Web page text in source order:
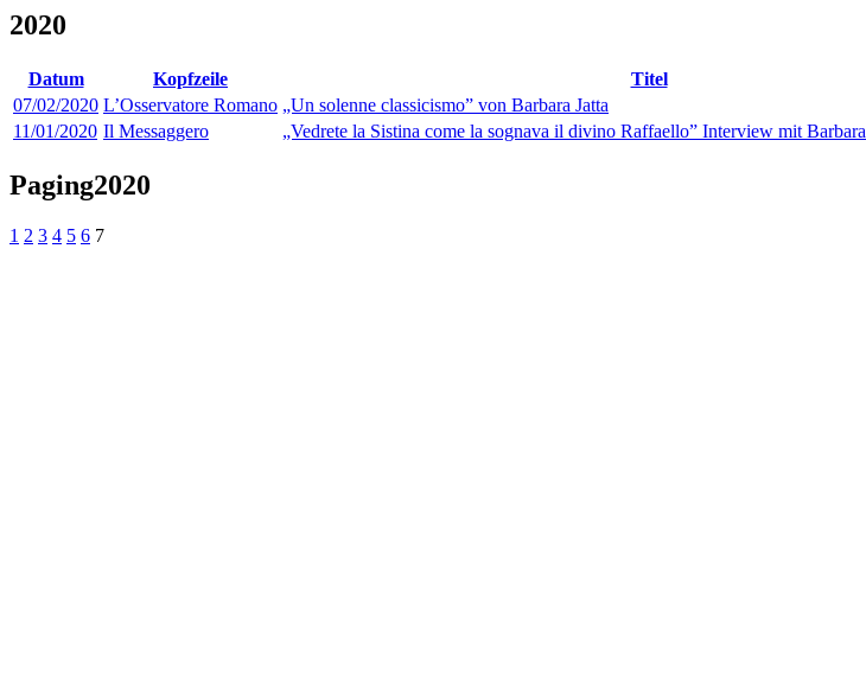
2020
Datum Kopfzeile
Titel
07/02/2020 L’Osservatore Romano „Un solenne classicismo” von Barbara Jatta
11/01/2020 Il Messaggero „Vedrete la Sistina come la sognava il divino Raffaello” Interview mit
Paging2020
1 2 3 4 5 6 7